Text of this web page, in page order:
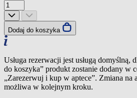
Dodaj do koszyka
Usługa rezerwacji jest usługą domyślną,
do koszyka” produkt zostanie dodany w
„Zarezerwuj i kup w aptece”. Zmiana na
możliwa w kolejnym kroku.